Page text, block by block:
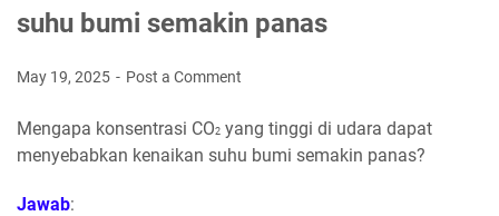
suhu bumi semakin panas
May 19, 2025 Post a Comment
Mengapa konsentrasi CO2 yang tinggi di udara dapat
menyebabkan kenaikan suhu bumi semakin panas?
Jawab: